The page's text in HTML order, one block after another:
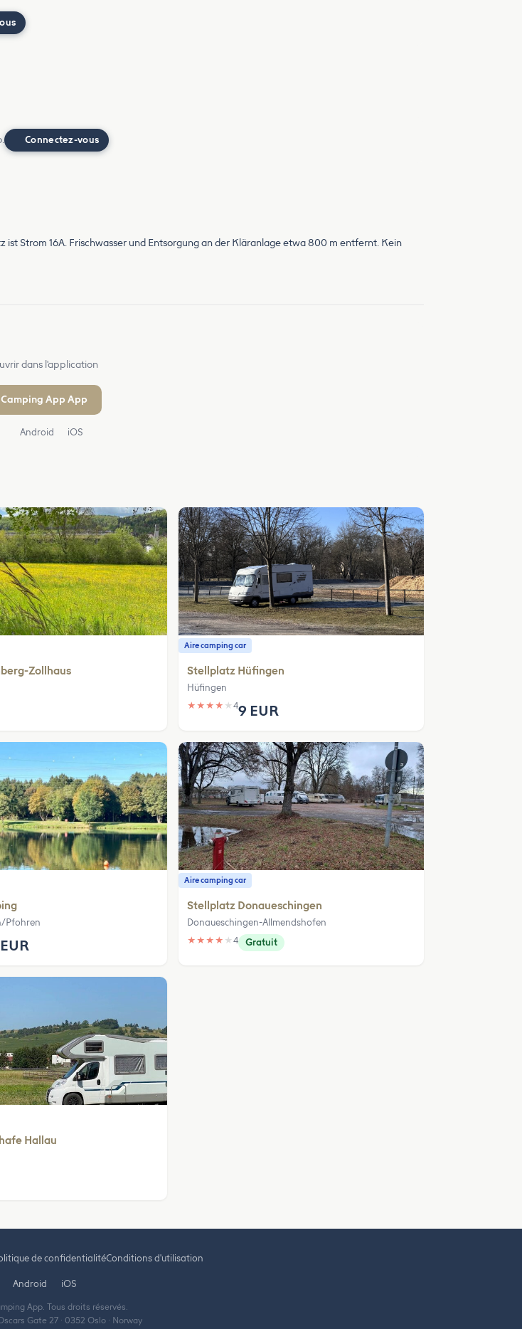
Connectez-vous
Strom 16A. Frischwasser und Entsorgung an der Kläranlage etwa 800 m entfernt. Kein
dans l'application
Camping App App
Android iOS
Zollhaus
Aire camping car
Stellplatz Hüfingen
Hüfingen
★ ★ ★ ★ ★ 49 EUR
Pfohren
Aire camping car
Stellplatz Donaueschingen
Donaueschingen-Allmendshofen
★ ★ ★ ★ ★ 4 Gratuit
Hallau
de confidentialitéConditions d'utilisation
Android iOS
App. Tous droits réservés.
Gate 27 · 0352 Oslo · Norway